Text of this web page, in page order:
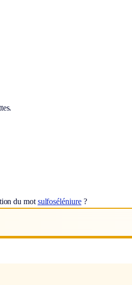
du mot sulfoséléniure?